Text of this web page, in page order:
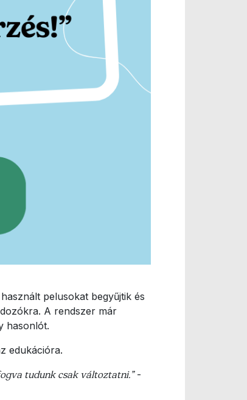
pelusokat begyűjtik és
A rendszer már
hasonlót.
edukációra.
tudunk csak változtatni.”-